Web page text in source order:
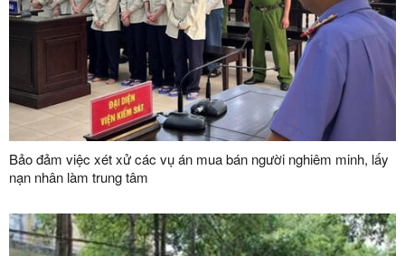
Bảo đảm việc xét xử các vụ án mua bán người nghiêm minh, lấy
nạn nhân làm trung tâm